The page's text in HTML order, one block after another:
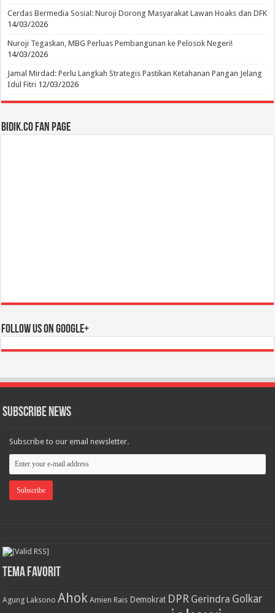
Cerdas Bermedia Sosial: Nuroji Dorong Masyarakat Lawan Hoaks dan DFK
14/03/2026
Nuroji Tegaskan, MBG Perluas Pembangunan ke Pelosok Negeri!
14/03/2026
Jamal Mirdad: Perlu Langkah Strategis Pastikan Ketahanan Pangan Jelang
Idul Fitri 12/03/2026
BIDIK.CO Fan Page
Follow us on Google+
Subscribe News
Subscribe to our email newsletter.
Tema Favorit
Agung Laksono Ahok Amien Rais Demokrat DPR Gerindra Golkar